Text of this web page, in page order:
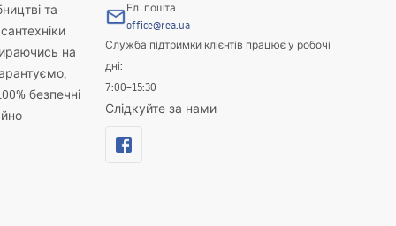
та
на
безпечні
Ел. пошта
office@rea.ua
Служба підтримки клієнтів працює у робочі
дні:
7:00–15:30
Слідкуйте за нами